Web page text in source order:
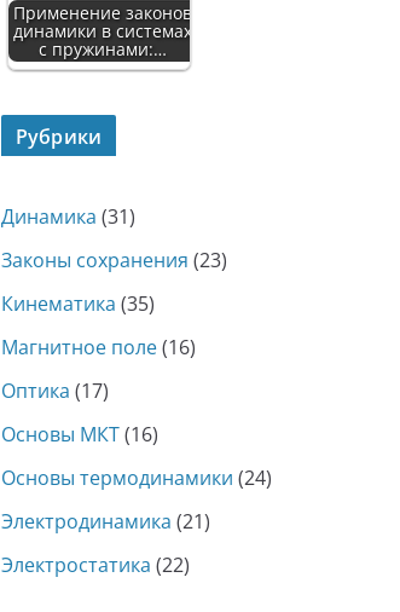
Применение законов
динамики в системах
с пружинами:…
Рубрики
Динамика (31)
Законы сохранения (23)
Кинематика (35)
Магнитное поле(16)
Оптика (17)
Основы МКТ(16)
Основы термодинамики (24)
Электродинамика (21)
Электростатика (22)